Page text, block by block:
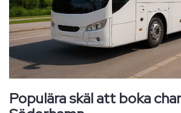
Populära skäl att boka